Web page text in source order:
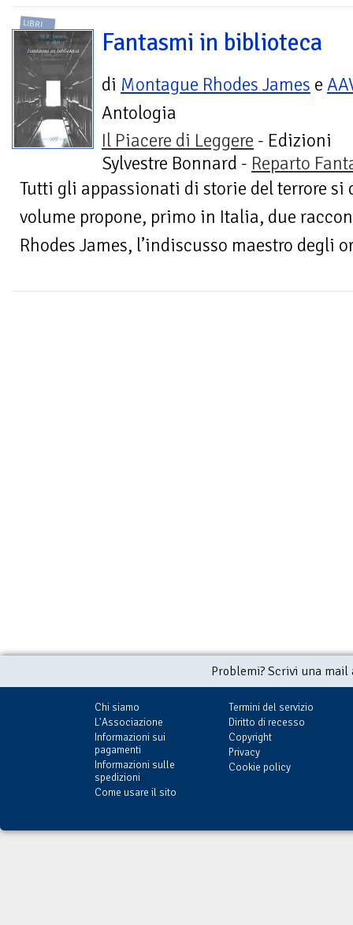
LIBRI
Fantasmi in biblioteca
di Montague Rhodes James e
Antologia
Il Piacere di Leggere - Edizioni
Sylvestre Bonnard - Reparto
Tutti gli appassionati di storie del terrore si
volume propone, primo in Italia, due
Rhodes James, l’indiscusso maestro degli
Problemi? Scrivi una
Chi siamo
L'Associazione
Informazioni sui
pagamenti
Informazioni sulle
spedizioni
Come usare il sito
Termini del servizio
Diritto di recesso
Copyright
Privacy
Cookie policy